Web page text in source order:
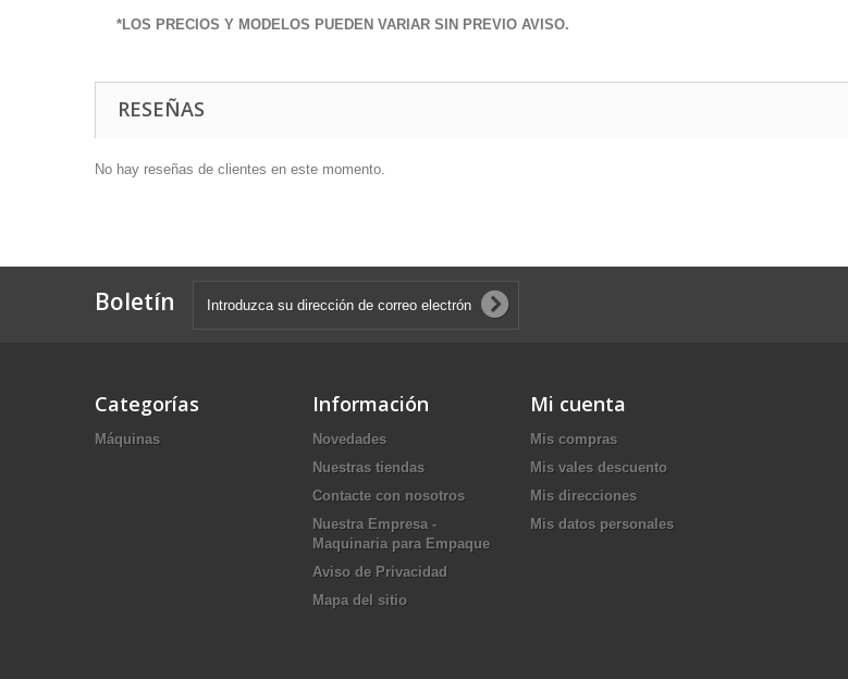
*LOS PRECIOS Y MODELOS PUEDEN VARIAR SIN PREVIO AVISO.
RESEÑAS
No hay reseñas de clientes en este momento.
Boletín
Categorías
Máquinas
Información
Novedades
Nuestras tiendas
Contacte con nosotros
Nuestra Empresa -
Maquinaria para Empaque
Aviso de Privacidad
Mapa del sitio
Mi cuenta
Mis compras
Mis vales descuento
Mis direcciones
Mis datos personales